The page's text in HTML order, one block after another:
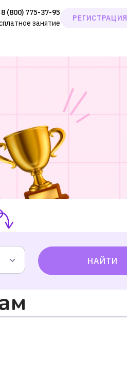
8 (800) 775-37-95
занятие
РЕГИСТРАЦИЯ
НАЙТИ